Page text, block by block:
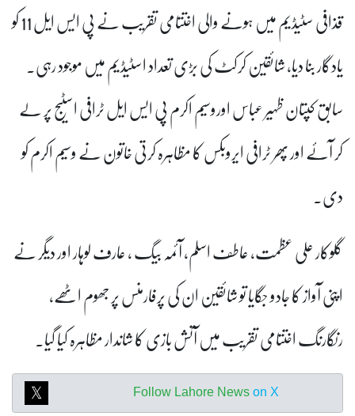
قذافی سٹیڈیم میں ہونے والی اختتامی تقریب نے پی ایس ایل 11 کو
یادگار بنا دیا، شائقین کرکٹ کی بڑی تعداد اسٹیڈیم میں موجود رہی۔
سابق کپتان ظہیر عباس اوروسیم اکرم پی ایس ایل ٹرافی اسٹیج پر لے
کر آئے اور پھر ٹرافی ایروبکس کا مظاہرہ کرتی خاتون نے وسیم اکرم کو
دی۔
گلوکار علی عظمت، عاطف اسلم، آئمہ بیگ ، عارف لوہار اور دیگر نے
اپنی آواز کا جادو جگایا تو شائقین ان کی پرفارمنس پر جھوم اٹھے،
رنگارنگ اختتامی تقریب میں آتش بازی کا شاندار مظاہرہ کیا گیا۔
Follow Lahore News on X